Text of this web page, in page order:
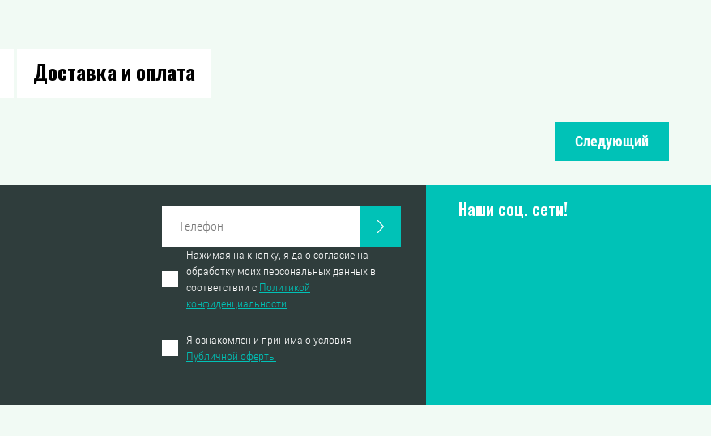
Доставка и оплата
Следующий
Нажимая на кнопку, я даю согласие на
обработку моих персональных данных в
соответствии с Политикой
конфиденциальности
Я ознакомлен и принимаю условия
Публичной оферты
Наши соц. сети!